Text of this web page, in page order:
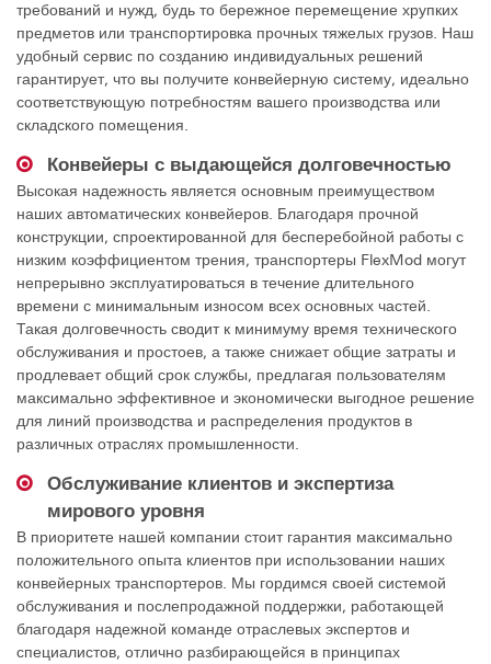
требований и нужд, будь то бережное перемещение хрупких
предметов или транспортировка прочных тяжелых грузов. Наш
удобный сервис по созданию индивидуальных решений
гарантирует, что вы получите конвейерную систему, идеально
соответствующую потребностям вашего производства или
складского помещения.
Конвейеры с выдающейся долговечностью
Высокая надежность является основным преимуществом
наших автоматических конвейеров. Благодаря прочной
конструкции, спроектированной для бесперебойной работы с
низким коэффициентом трения, транспортеры FlexMod могут
непрерывно эксплуатироваться в течение длительного
времени с минимальным износом всех основных частей.
Такая долговечность сводит к минимуму время технического
обслуживания и простоев, а также снижает общие затраты и
продлевает общий срок службы, предлагая пользователям
максимально эффективное и экономически выгодное решение
для линий производства и распределения продуктов в
различных отраслях промышленности.
Обслуживание клиентов и экспертиза
мирового уровня
В приоритете нашей компании стоит гарантия максимально
положительного опыта клиентов при использовании наших
конвейерных транспортеров. Мы гордимся своей системой
обслуживания и послепродажной поддержки, работающей
благодаря надежной команде отраслевых экспертов и
специалистов, отлично разбирающейся в принципах